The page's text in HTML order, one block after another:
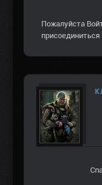
Пожалуйста
присоединиться